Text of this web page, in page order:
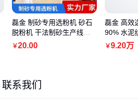
磊金 制砂专用选粉机 砂石
脱粉机 干法制砂生产线设
备定制
￥20.00
磊金 高效
90% 水泥
￥9.20万
联系我们